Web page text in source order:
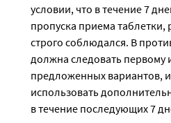
условии, что в течение 7
пропуска приема
строго соблюдался. В
должна следовать первому
предложенных вариантов,
использовать
в течение последующих 7